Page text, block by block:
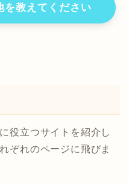
を教えてください
役立つサイトを紹介し
ぞれのページに飛びま